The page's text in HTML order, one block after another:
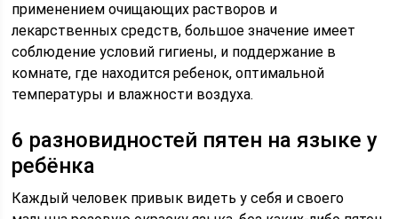
применением очищающих растворов и
лекарственных средств, большое значение имеет
соблюдение условий гигиены, и поддержание в
комнате, где находится ребенок, оптимальной
температуры и влажности воздуха.
6 разновидностей пятен на языке у
ребёнка
Каждый человек привык видеть у себя и своего